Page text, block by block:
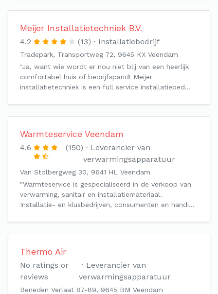
Meijer Installatietechniek B.V.
4.2 (13) Installatiebedrijf
Tradepark, Transportweg 72, 9645 KX Veendam
"Ja, want wie wordt er nou niet blij van een heerlijk
comfortabel huis of bedrijfspand! Meijer
installatietechniek is een full service installatiebed…
Warmteservice Veendam
4.6 (150)
Leverancier van
verwarmingsapparatuur
Van Stolbergweg 30, 9641 HL Veendam
"Warmteservice is gespecialiseerd in de verkoop van
verwarming, sanitair en installatiemateriaal.
Installatie- en klusbedrijven, consumenten en handi…
Thermo Air
No ratings or
reviews
Leverancier van
verwarmingsapparatuur
Beneden Verlaat 87-89, 9645 BM Veendam